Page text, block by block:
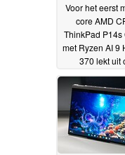
Voor het eerst
core AMD
ThinkPad P14s
met Ryzen AI 9
370 lekt uit
Maleisische
site14-04-